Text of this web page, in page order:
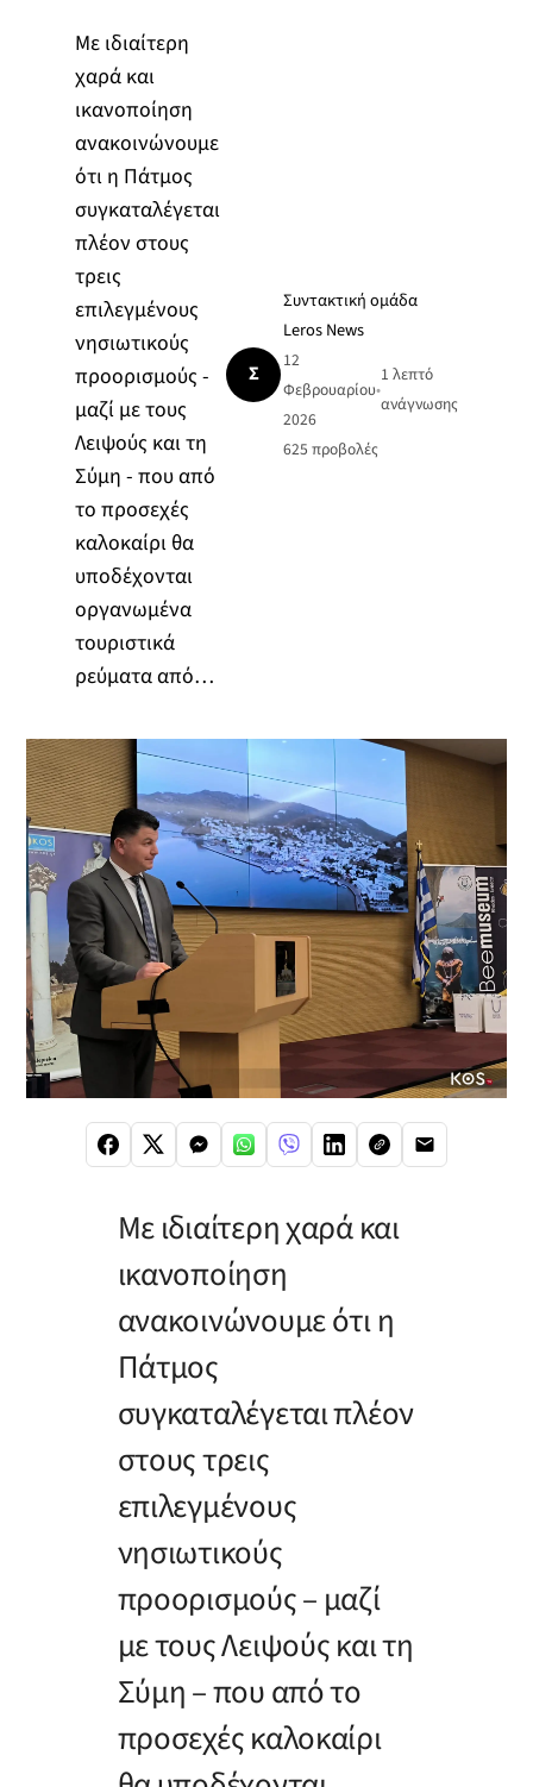
Με ιδιαίτερη
χαρά και
ικανοποίηση
ανακοινώνουμε
ότι η Πάτμος
συγκαταλέγεται
πλέον στους
τρεις
επιλεγμένους
νησιωτικούς
προορισμούς -
μαζί με τους
Λειψούς και τη
Σύμη - που από
το προσεχές
καλοκαίρι θα
υποδέχονται
οργανωμένα
τουριστικά
ρεύματα από…
Σ
Συντακτική ομάδα
Leros News
12
Φεβρουαρίου
2026
•
1 λεπτό
ανάγνωσης
625 προβολές
Με ιδιαίτερη χαρά και
ικανοποίηση
ανακοινώνουμε ότι η
Πάτμος
συγκαταλέγεται πλέον
στους τρεις
επιλεγμένους
νησιωτικούς
προορισμούς – μαζί
με τους Λειψούς και τη
Σύμη – που από το
προσεχές καλοκαίρι